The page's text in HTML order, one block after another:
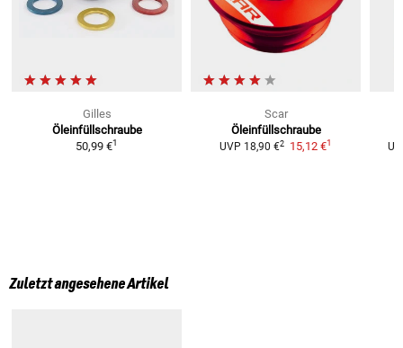
Gilles
Öleinfüllschraube
50,99 €1
Scar
Öleinfüllschraube
UVP 18,90 €2 15,12 €1
Zuletzt angesehene Artikel